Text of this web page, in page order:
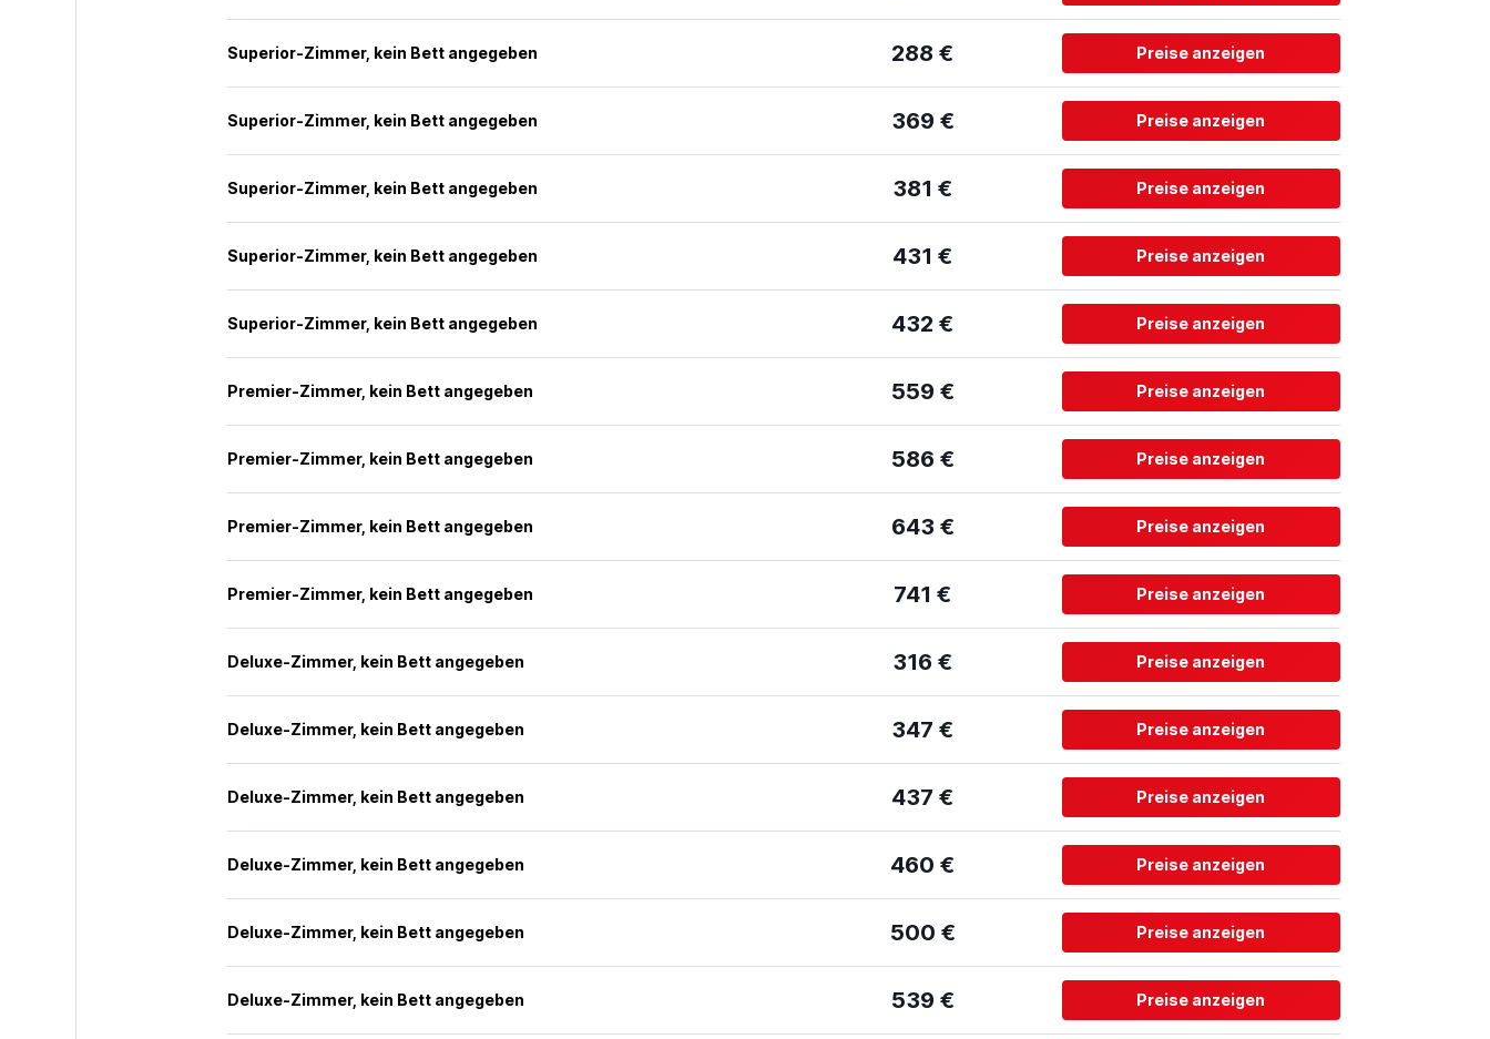
Superior-Zimmer, kein Bett angegeben 288 € Preise anzeigen
Superior-Zimmer, kein Bett angegeben 369 € Preise anzeigen
Superior-Zimmer, kein Bett angegeben 381 € Preise anzeigen
Superior-Zimmer, kein Bett angegeben 431 € Preise anzeigen
Superior-Zimmer, kein Bett angegeben 432 € Preise anzeigen
Premier-Zimmer, kein Bett angegeben 559 € Preise anzeigen
Premier-Zimmer, kein Bett angegeben 586 € Preise anzeigen
Premier-Zimmer, kein Bett angegeben 643 € Preise anzeigen
Premier-Zimmer, kein Bett angegeben 741 € Preise anzeigen
Deluxe-Zimmer, kein Bett angegeben 316 € Preise anzeigen
Deluxe-Zimmer, kein Bett angegeben 347 € Preise anzeigen
Deluxe-Zimmer, kein Bett angegeben 437 € Preise anzeigen
Deluxe-Zimmer, kein Bett angegeben 460 € Preise anzeigen
Deluxe-Zimmer, kein Bett angegeben 500 € Preise anzeigen
Deluxe-Zimmer, kein Bett angegeben 539 € Preise anzeigen